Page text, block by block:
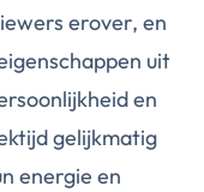
erover, en
uit
en
gelijkmatig
energie en